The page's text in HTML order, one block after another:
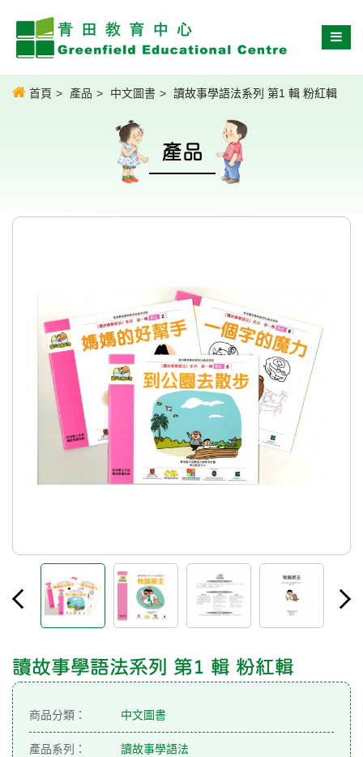
首頁 產品 中文圖書 讀故事學語法系列 第1 輯 粉紅輯
產品
讀故事學語法系列 第1 輯 粉紅輯
商品分類： 中文圖書
產品系列： 讀故事學語法